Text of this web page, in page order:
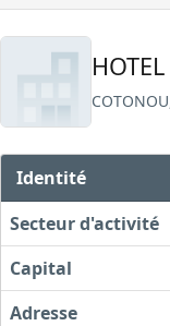
Identité
Secteur d'activité
Capital
Adresse